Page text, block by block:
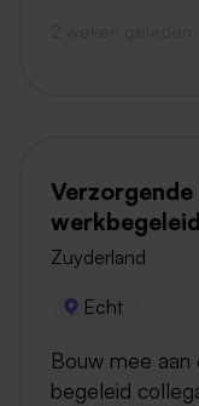
Zuyderland
Echt
Bouw mee
begeleid